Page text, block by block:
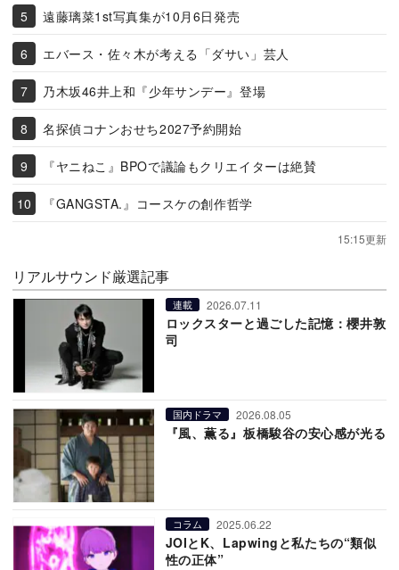
遠藤璃菜1st写真集が10月6日発売
エバース・佐々木が考える「ダサい」芸人
乃木坂46井上和『少年サンデー』登場
名探偵コナンおせち2027予約開始
『ヤニねこ』BPOで議論もクリエイターは絶賛
『GANGSTA.』コースケの創作哲学
15:15更新
リアルサウンド厳選記事
連載 2026.07.11
ロックスターと過ごした記憶：櫻井敦
司
国内ドラマ 2026.08.05
『風、薫る』板橋駿谷の安心感が光る
コラム 2025.06.22
JOIとK、Lapwingと私たちの“類似
性の正体”